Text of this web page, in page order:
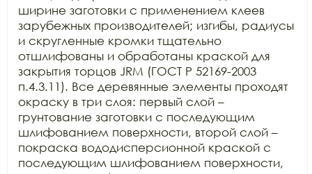
ширине заготовки с применением клеев
зарубежных производителей; изгибы, радиусы
и скругленные кромки тщательно
отшлифованы и обработаны краской для
закрытия торцов JRM (ГОСТ Р 52169-2003
п.4.3.11). Все деревянные элементы проходят
окраску в три слоя: первый слой –
грунтование заготовки с последующим
шлифованием поверхности, второй слой –
покраска вододисперсионной краской с
последующим шлифованием поверхности,